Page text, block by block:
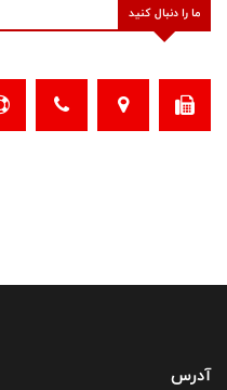
ما را دنبال کنید
آدرس